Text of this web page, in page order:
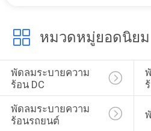
พัดลมไร้แปร
หมวดหมู่ยอดนิยม
พัดลมระบายความ
ร้อน DC
พัดลมระบายความ
ร้อนรถยนต์